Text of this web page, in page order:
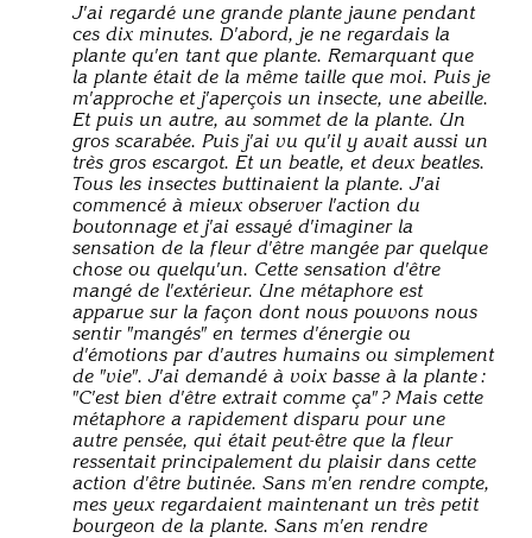
J'ai regardé une grande plante jaune pendant
ces dix minutes. D'abord, je ne regardais la
plante qu'en tant que plante. Remarquant que
la plante était de la même taille que moi. Puis je
m'approche et j'aperçois un insecte, une abeille.
Et puis un autre, au sommet de la plante. Un
gros scarabée. Puis j'ai vu qu'il y avait aussi un
très gros escargot. Et un beatle, et deux beatles.
Tous les insectes buttinaient la plante. J'ai
commencé à mieux observer l'action du
boutonnage et j'ai essayé d'imaginer la
sensation de la fleur d'être mangée par quelque
chose ou quelqu'un. Cette sensation d'être
mangé de l'extérieur. Une métaphore est
apparue sur la façon dont nous pouvons nous
sentir "mangés" en termes d'énergie ou
d'émotions par d'autres humains ou simplement
de "vie". J'ai demandé à voix basse à la plante :
"C'est bien d'être extrait comme ça" ? Mais cette
métaphore a rapidement disparu pour une
autre pensée, qui était peut-être que la fleur
ressentait principalement du plaisir dans cette
action d'être butinée. Sans m'en rendre compte,
mes yeux regardaient maintenant un très petit
bourgeon de la plante. Sans m'en rendre